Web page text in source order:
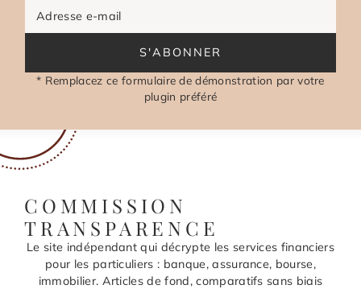
Adresse e-mail
S'ABONNER
* Remplacez ce formulaire de démonstration par votre
plugin préféré
COMMISSION
TRANSPARENCE
Le site indépendant qui décrypte les services financiers
pour les particuliers : banque, assurance, bourse,
immobilier. Articles de fond, comparatifs sans biais